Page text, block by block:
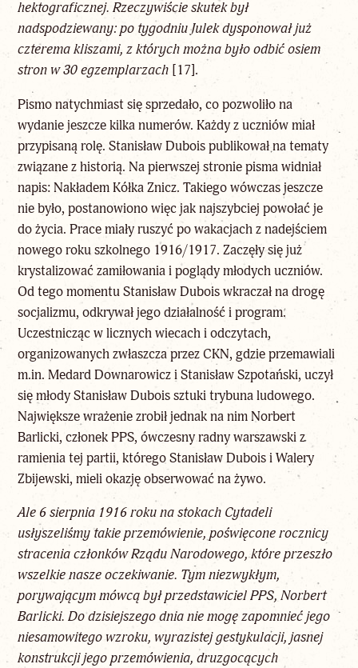
hektograficznej. Rzeczywiście skutek był
nadspodziewany: po tygodniu Julek dysponował już
czterema kliszami, z których można było odbić osiem
stron w 30 egzemplarzach [17].
Pismo natychmiast się sprzedało, co pozwoliło na
wydanie jeszcze kilka numerów. Każdy z uczniów miał
przypisaną rolę. Stanisław Dubois publikował na tematy
związane z historią. Na pierwszej stronie pisma widniał
napis: Nakładem Kółka Znicz. Takiego wówczas jeszcze
nie było, postanowiono więc jak najszybciej powołać je
do życia. Prace miały ruszyć po wakacjach z nadejściem
nowego roku szkolnego 1916/1917. Zaczęły się już
krystalizować zamiłowania i poglądy młodych uczniów.
Od tego momentu Stanisław Dubois wkraczał na drogę
socjalizmu, odkrywał jego działalność i program.
Uczestnicząc w licznych wiecach i odczytach,
organizowanych zwłaszcza przez CKN, gdzie przemawiali
m.in. Medard Downarowicz i Stanisław Szpotański, uczył
się młody Stanisław Dubois sztuki trybuna ludowego.
Największe wrażenie zrobił jednak na nim Norbert
Barlicki, członek PPS, ówczesny radny warszawski z
ramienia tej partii, którego Stanisław Dubois i Walery
Zbijewski, mieli okazję obserwować na żywo.
Ale 6 sierpnia 1916 roku na stokach Cytadeli
usłyszeliśmy takie przemówienie, poświęcone rocznicy
stracenia członków Rządu Narodowego, które przeszło
wszelkie nasze oczekiwanie. Tym niezwykłym,
porywającym mówcą był przedstawiciel PPS, Norbert
Barlicki. Do dzisiejszego dnia nie mogę zapomnieć jego
niesamowitego wzroku, wyrazistej gestykulacji, jasnej
konstrukcji jego przemówienia, druzgocących